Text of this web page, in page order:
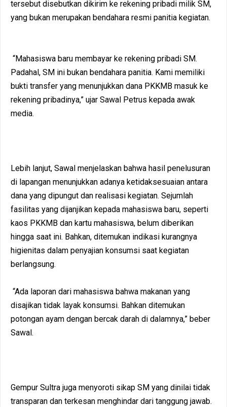
tersebut disebutkan dikirim ke rekening pribadi milik SM,
yang bukan merupakan bendahara resmi panitia kegiatan.
“Mahasiswa baru membayar ke rekening pribadi SM.
Padahal, SM ini bukan bendahara panitia. Kami memiliki
bukti transfer yang menunjukkan dana PKKMB masuk ke
rekening pribadinya,” ujar Sawal Petrus kepada awak
media.
Lebih lanjut, Sawal menjelaskan bahwa hasil penelusuran
di lapangan menunjukkan adanya ketidaksesuaian antara
dana yang dipungut dan realisasi kegiatan. Sejumlah
fasilitas yang dijanjikan kepada mahasiswa baru, seperti
kaos PKKMB dan kartu mahasiswa, belum diberikan
hingga saat ini. Bahkan, ditemukan indikasi kurangnya
higienitas dalam penyajian konsumsi saat kegiatan
berlangsung.
“Ada laporan dari mahasiswa bahwa makanan yang
disajikan tidak layak konsumsi. Bahkan ditemukan
potongan ayam dengan bercak darah di dalamnya,” beber
Sawal.
Gempur Sultra juga menyoroti sikap SM yang dinilai tidak
transparan dan terkesan menghindar dari tanggung jawab.